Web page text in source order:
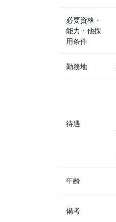
必要資格・
能力・他採
用条件
勤務地
待遇
年齢
備考